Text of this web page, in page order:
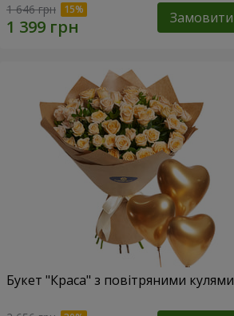
1 646 грн Замовити
Букет "Краса" з повітряними кулями